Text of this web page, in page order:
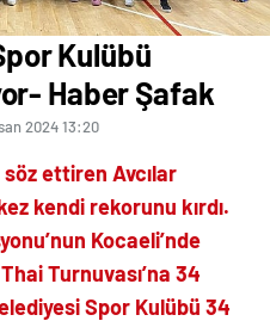
Kulübü
Haber Şafak
2024 13:20
söz ettiren Avcılar
kendi rekorunu kırdı.
Kocaeli’nde
Turnuvası’na 34
Spor Kulübü 34